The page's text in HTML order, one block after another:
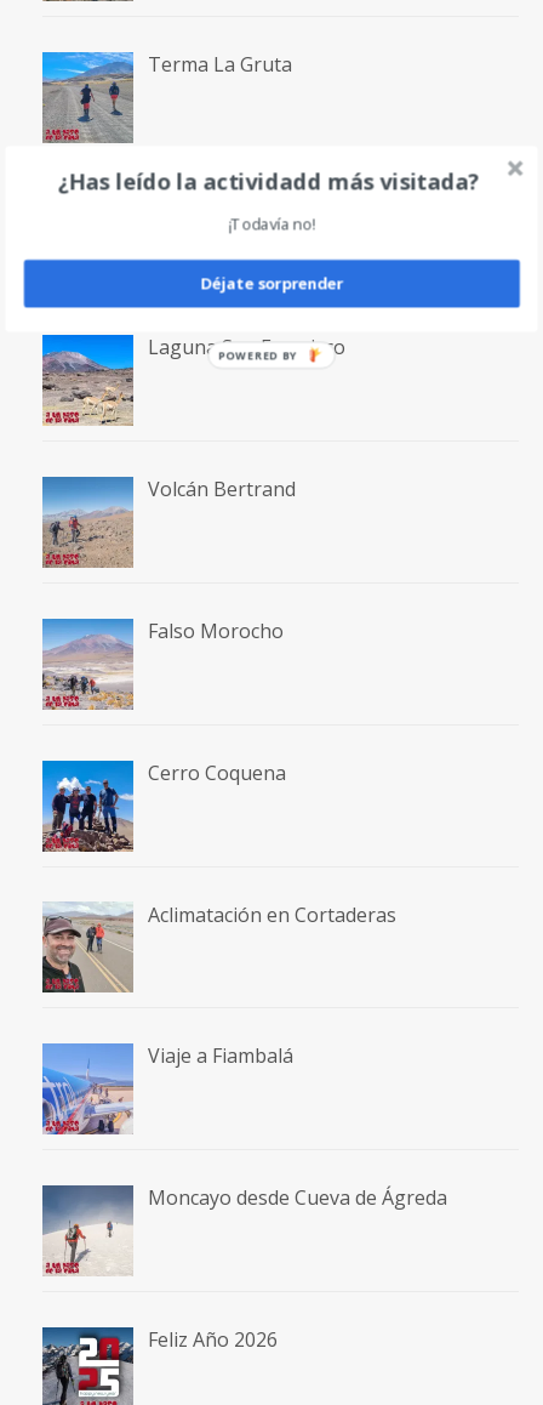
Terma La Gruta
Laguna San Francisco
Volcán Bertrand
Falso Morocho
Cerro Coquena
Aclimatación en Cortaderas
Viaje a Fiambalá
Moncayo desde Cueva de Ágreda
Feliz Año 2026
¿Has leído la actividadd más visitada?
¡Todavía no!
Déjate sorprender
POWERED BY